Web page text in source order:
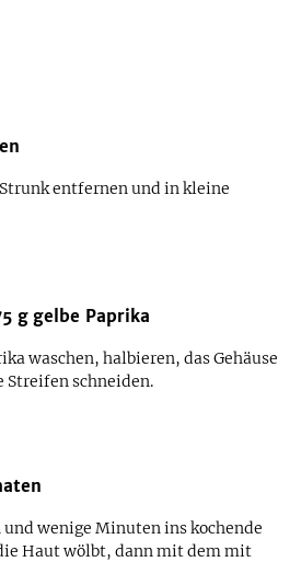
entfernen und in kleine
g gelbe Paprika
waschen, halbieren, das Gehäuse
schneiden.
wenige Minuten ins kochende
Haut wölbt, dann mit dem mit